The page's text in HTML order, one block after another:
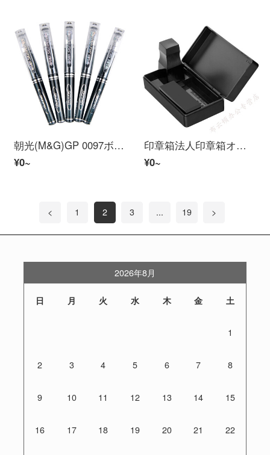
朝光(M&G)GP 0097ボールペン水笔セット短款笔芯ポータブル短杆签笔ミニ0.5 mmオフィス用品ブラックボールペンGP 0097 12支装
¥0~
印章箱法人印章箱オフィス用品ポータブル名前印章箱会計財務専用印章箱ダブル印章箱ブラック
¥0~
< 1 2 3 ... 19 >
2026年8月
日 月 火 水 木 金 土
1
2 3 4 5 6 7 8
9 10 11 12 13 14 15
16 17 18 19 20 21 22